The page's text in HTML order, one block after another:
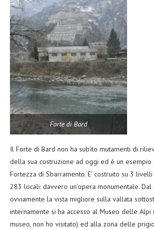
Forte di Bard
Il Forte di Bard non ha subìto mutamenti di
della sua costruzione ad oggi ed è un
Fortezza di Sbarramento. E’ costruito su 3
283 locali: davvero un’opera monumentale.
ovviamente la vista migliore sulla vallata
internamente si ha accesso al Museo delle Alpi
museo, non ho visitato) ed alla zona delle